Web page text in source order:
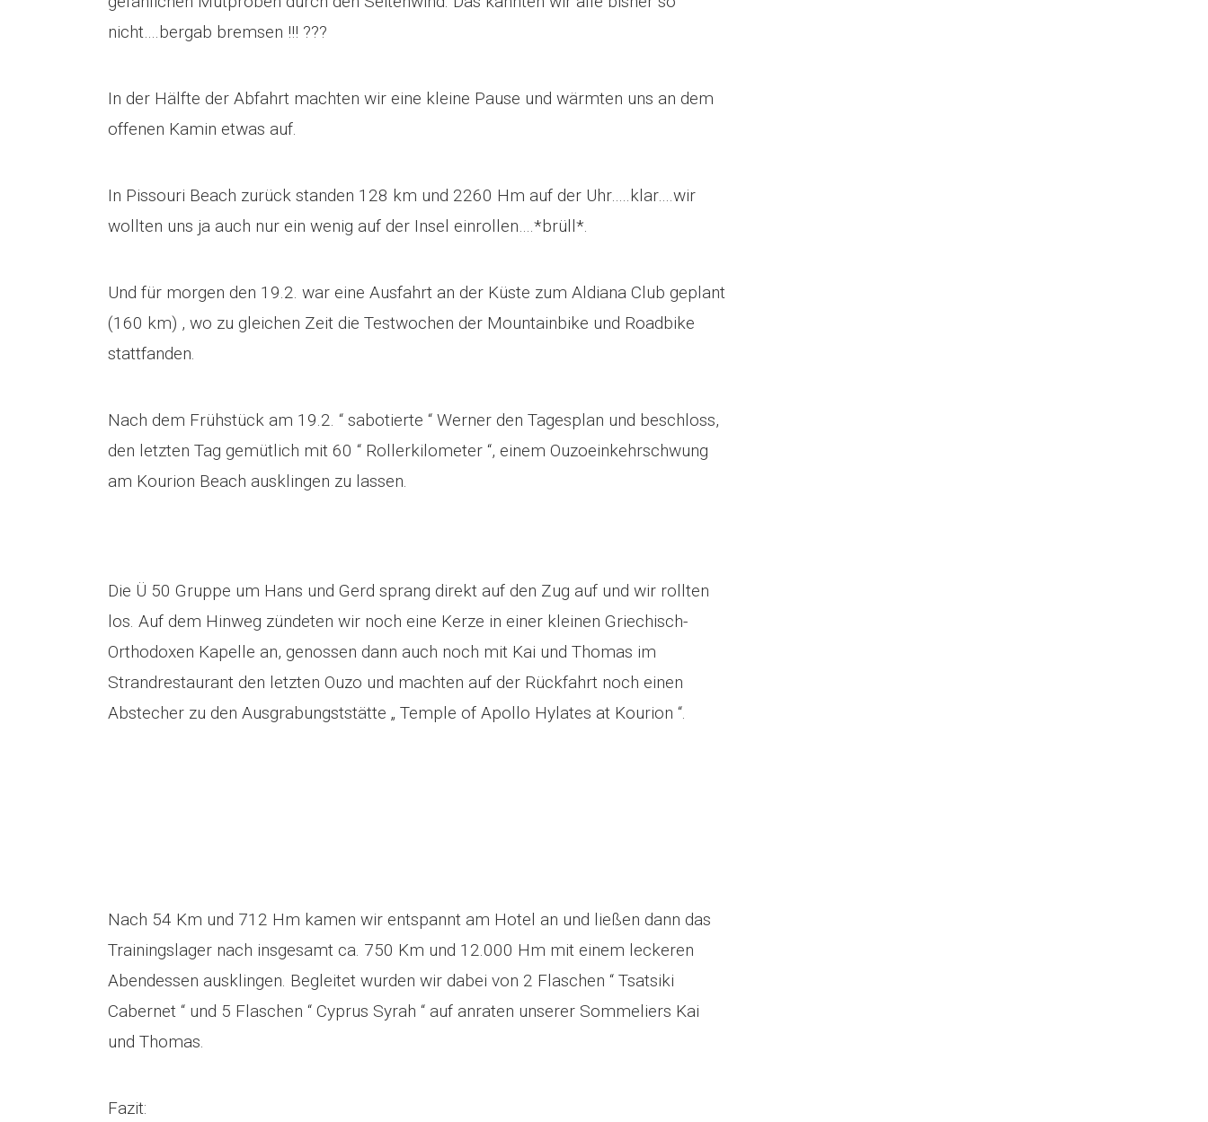
nicht….bergab bremsen !!! ???
In der Hälfte der Abfahrt machten wir eine kleine Pause und wärmten uns an dem
offenen Kamin etwas auf.
In Pissouri Beach zurück standen 128 km und 2260 Hm auf der Uhr…..klar….wir
wollten uns ja auch nur ein wenig auf der Insel einrollen….*brüll*.
Und für morgen den 19.2. war eine Ausfahrt an der Küste zum Aldiana Club geplant
(160 km) , wo zu gleichen Zeit die Testwochen der Mountainbike und Roadbike
stattfanden.
Nach dem Frühstück am 19.2. “ sabotierte “ Werner den Tagesplan und beschloss,
den letzten Tag gemütlich mit 60 “ Rollerkilometer “, einem Ouzoeinkehrschwung
am Kourion Beach ausklingen zu lassen.
Die Ü 50 Gruppe um Hans und Gerd sprang direkt auf den Zug auf und wir rollten
los. Auf dem Hinweg zündeten wir noch eine Kerze in einer kleinen Griechisch-
Orthodoxen Kapelle an, genossen dann auch noch mit Kai und Thomas im
Strandrestaurant den letzten Ouzo und machten auf der Rückfahrt noch einen
Abstecher zu den Ausgrabungststätte „ Temple of Apollo Hylates at Kourion “.
Nach 54 Km und 712 Hm kamen wir entspannt am Hotel an und ließen dann das
Trainingslager nach insgesamt ca. 750 Km und 12.000 Hm mit einem leckeren
Abendessen ausklingen. Begleitet wurden wir dabei von 2 Flaschen “ Tsatsiki
Cabernet “ und 5 Flaschen “ Cyprus Syrah “ auf anraten unserer Sommeliers Kai
und Thomas.
Fazit: